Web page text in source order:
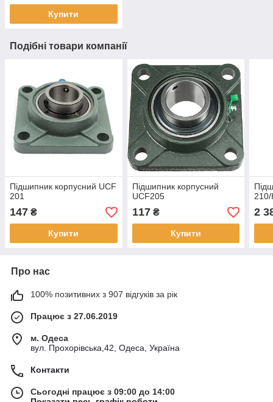
Купити
Подібні товари компанії
Підшипник корпусний UCF
201
147 ₴
Купити
Підшипник корпусний
UCF205
117₴
Купити
210/
2
Про нас
100% позитивних з 907 відгуків за рік
Працює з 27.06.2019
м. Одеса
вул. Прохорівська,42, Одеса, Україна
Контакти
Сьогодні працює з 09:00 до 14:00